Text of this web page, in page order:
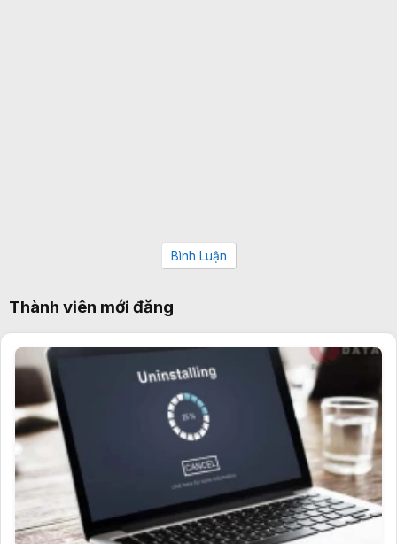
Bình Luận
Thành viên mới đăng